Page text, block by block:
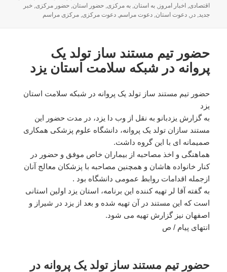
شده
در
اقتصادی, اخبار امروز,به استان,به مرکزی,حضور استان,حضور مرکزی,خبر
جدید,در,دعوت استان,دعوت مراسم,دعوت مرکزی,مرکزی مراسم
حضور تیم مستند ساز تولد یک
پروانه در شبکه سلامت استان یزد
حضور تیم مستند ساز تولد یک پروانه در شبکه سلامت استان
یزد
به گزارش یزدبانو به نقل از وب دا یزد، در مدت حضور این
مستند سازان تولد یک پروانه، دانشگاه علوم پزشکی همکاری
صمیمانه ای با این گروه داشت.
هماهنگی و اخذ مصاحبه از بیماران خاص موفق و حضور در
کنار خانواده هاشان و همچنین مصاحبه با پزشکان معالج آنان
ازجمله اقدامات روابط عمومی دانشگاه بود .
به گفته آقا لر تهیه کننده این برنامه، استان یزد اولین استانی
است که این مستند در آن تهیه شده و بعد از یزد در شیراز و
اصفهان نیز گزارش تهیه می شود.
انتهای پیام / ص
حضور تیم مستند ساز تولد یک پروانه در